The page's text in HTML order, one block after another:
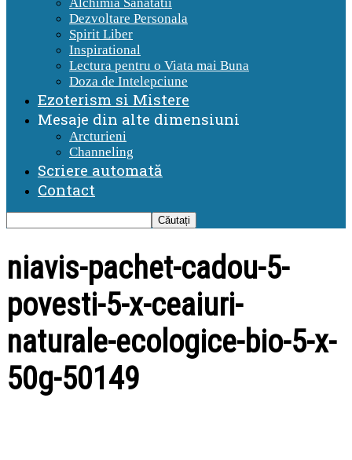
Dezvoltare Personala
Spirit Liber
Inspirational
Lectura pentru o Viata mai Buna
Doza de Intelepciune
Ezoterism si Mistere
Mesaje din alte dimensiuni
Arcturieni
Channeling
Scriere automată
Contact
niavis-pachet-cadou-5-
povesti-5-x-ceaiuri-
naturale-ecologice-bio-5-x-
50g-50149